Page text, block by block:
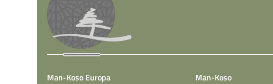
Man-Koso Europa
Man-Koso